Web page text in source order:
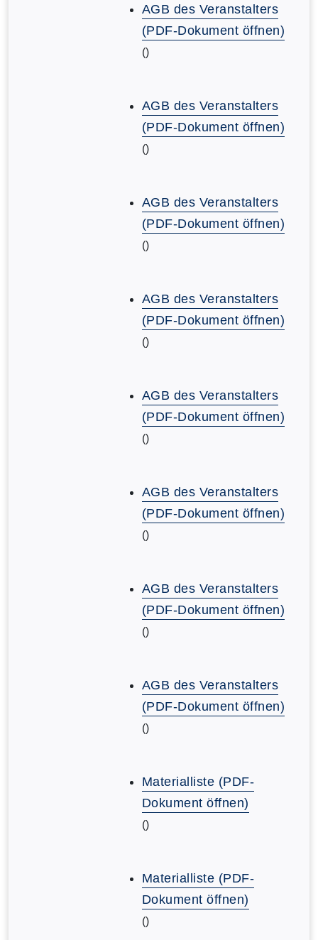
AGB des Veranstalters
(PDF-Dokument öffnen)
()
AGB des Veranstalters
(PDF-Dokument öffnen)
()
AGB des Veranstalters
(PDF-Dokument öffnen)
()
AGB des Veranstalters
(PDF-Dokument öffnen)
()
AGB des Veranstalters
(PDF-Dokument öffnen)
()
AGB des Veranstalters
(PDF-Dokument öffnen)
()
AGB des Veranstalters
(PDF-Dokument öffnen)
()
AGB des Veranstalters
(PDF-Dokument öffnen)
()
Materialliste (PDF-
Dokument öffnen)
()
Materialliste (PDF-
Dokument öffnen)
()